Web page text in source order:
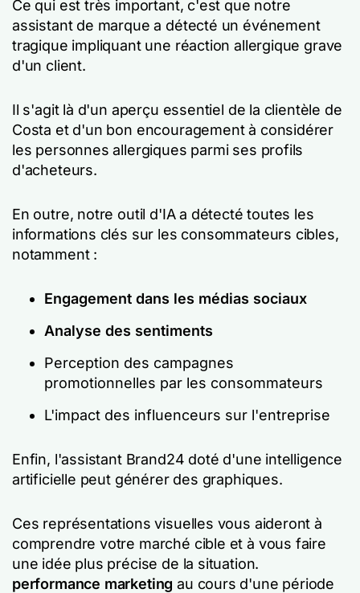
Ce qui est très important, c'est que notre
assistant de marque a détecté un événement
tragique impliquant une réaction allergique grave
d'un client.
Il s'agit là d'un aperçu essentiel de la clientèle de
Costa et d'un bon encouragement à considérer
les personnes allergiques parmi ses profils
d'acheteurs.
En outre, notre outil d'IA a détecté toutes les
informations clés sur les consommateurs cibles,
notamment :
Engagement dans les médias sociaux
Analyse des sentiments
Perception des campagnes
promotionnelles par les consommateurs
L'impact des influenceurs sur l'entreprise
Enfin, l'assistant Brand24 doté d'une intelligence
artificielle peut générer des graphiques.
Ces représentations visuelles vous aideront à
comprendre votre marché cible et à vous faire
une idée plus précise de la situation.
performance marketing au cours d'une période